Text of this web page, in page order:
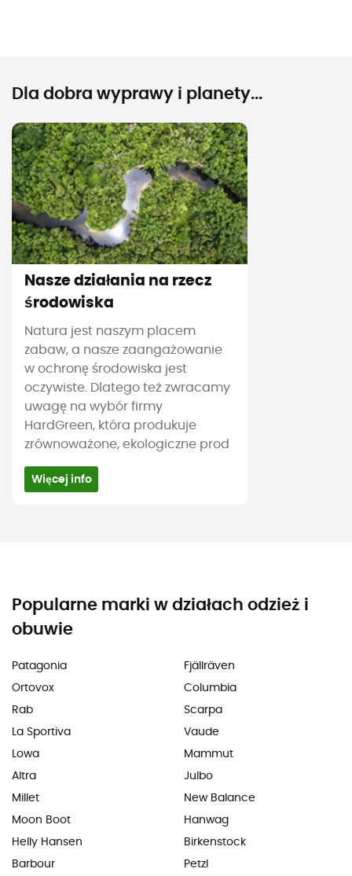
Dla dobra wyprawy i planety...
Nasze działania na rzecz
środowiska
Natura jest naszym placem
zabaw, a nasze zaangażowanie
w ochronę środowiska jest
oczywiste. Dlatego też zwracamy
uwagę na wybór firmy
HardGreen, która produkuje
zrównoważone, ekologiczne prod
Więcej info
Popularne marki w działach odzież i
obuwie
Patagonia
Ortovox
Rab
La Sportiva
Lowa
Altra
Millet
Moon Boot
Helly Hansen
Barbour
Fjällräven
Columbia
Scarpa
Vaude
Mammut
Julbo
New Balance
Hanwag
Birkenstock
Petzl